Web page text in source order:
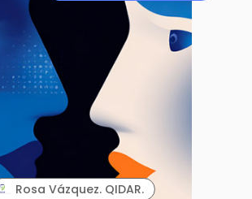
Rosa Vázquez. QIDAR.